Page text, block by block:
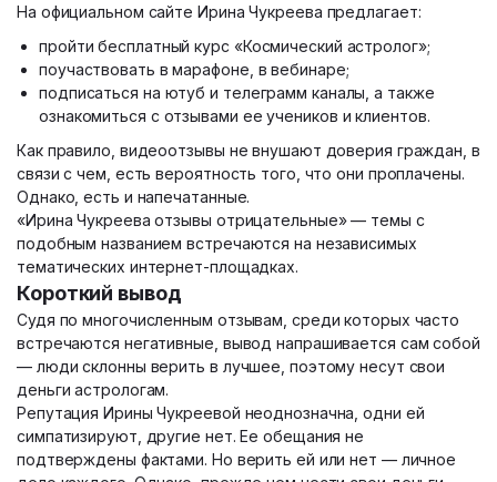
На официальном сайте Ирина Чукреева предлагает:
пройти бесплатный курс «Космический астролог»;
поучаствовать в марафоне, в вебинаре;
подписаться на ютуб и телеграмм каналы, а также
ознакомиться с отзывами ее учеников и клиентов.
Как правило, видеоотзывы не внушают доверия граждан, в
связи с чем, есть вероятность того, что они проплачены.
Однако, есть и напечатанные.
«Ирина Чукреева отзывы отрицательные» — темы с
подобным названием встречаются на независимых
тематических интернет-площадках.
Короткий вывод
Судя по многочисленным отзывам, среди которых часто
встречаются негативные, вывод напрашивается сам собой
— люди склонны верить в лучшее, поэтому несут свои
деньги астрологам.
Репутация Ирины Чукреевой неоднозначна, одни ей
симпатизируют, другие нет. Ее обещания не
подтверждены фактами. Но верить ей или нет — личное